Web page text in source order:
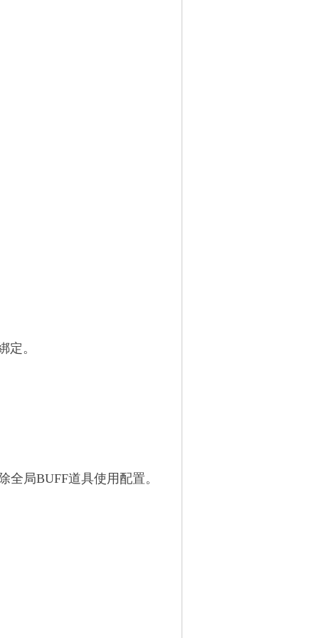
定。
局BUFF道具使用配置。